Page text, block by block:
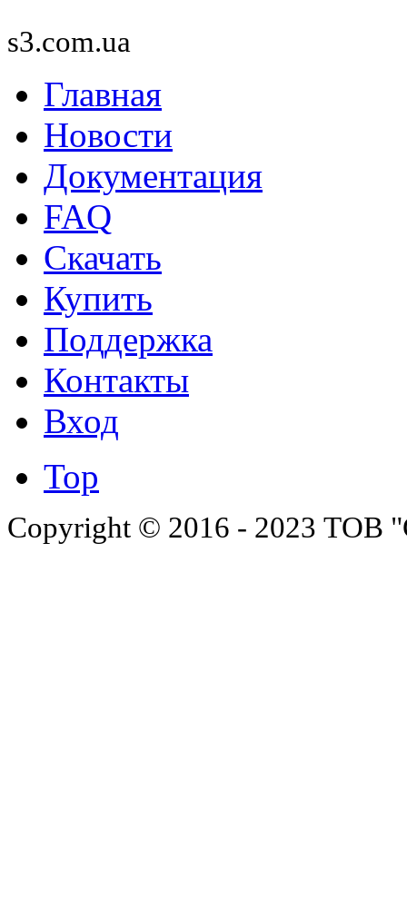
s3.com.ua
Главная
Новости
Документация
FAQ
Скачать
Купить
Поддержка
Контакты
Вход
Top
Copyright © 2016 - 2023 ТОВ